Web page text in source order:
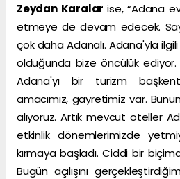
Zeydan Karalarise, “Adana
etmeye de devam edecek.
çok daha Adanalı. Adana'yla
olduğunda bize öncülük
Adana'yı bir turizm
amacımız, gayretimiz var.
alıyoruz. Artık mevcut oteller
etkinlik dönemlerimizde
kırmaya başladı. Ciddi bir
Bugün açılışını